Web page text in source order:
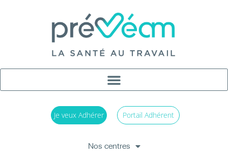
Je veux Adhérer Portail Adhérent
Nos centres